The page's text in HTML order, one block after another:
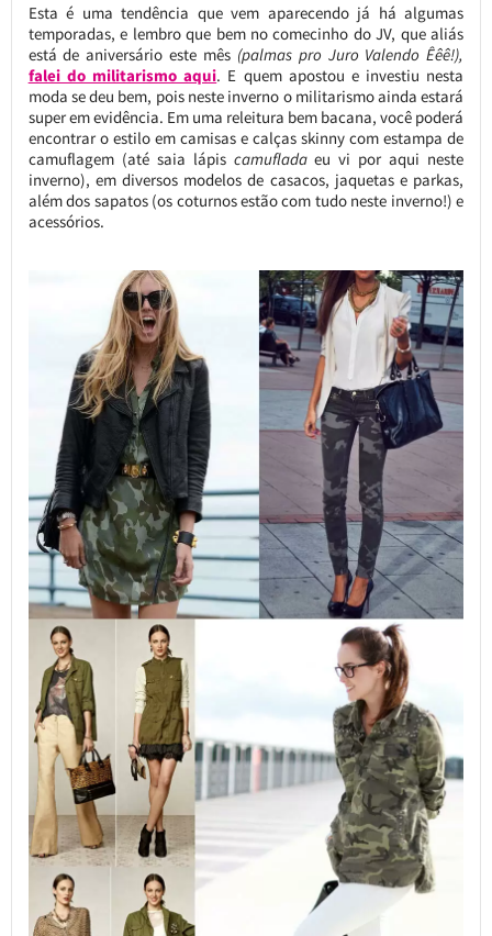
Esta é uma tendência que vem aparecendo já há algumas
temporadas, e lembro que bem no comecinho do JV, que aliás
está de aniversário este mês (palmas pro Juro Valendo Êêê!),
falei do militarismo aqui. E quem apostou e investiu nesta
moda se deu bem, pois neste inverno o militarismo ainda estará
super em evidência. Em uma releitura bem bacana, você poderá
encontrar o estilo em camisas e calças skinny com estampa de
camuflagem (até saia lápis camufladaeu vi por aqui neste
inverno), em diversos modelos de casacos, jaquetas e parkas,
além dos sapatos (os coturnos estão com tudo neste inverno!) e
acessórios.